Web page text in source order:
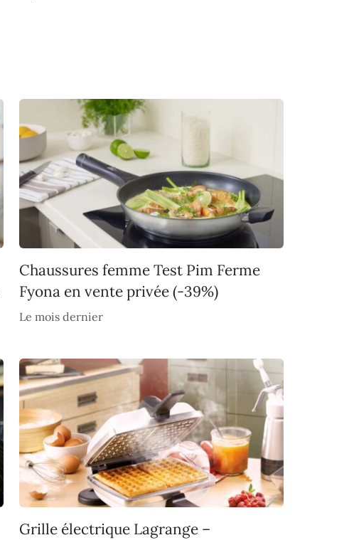
Chaussures femme Test Pim Ferme
Fyona en vente privée (-39%)
Le mois dernier
Grille électrique Lagrange –